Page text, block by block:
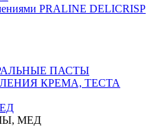
PRALINE DELICRISP
ПАСТЫ
КРЕМА, ТЕСТА
МЕД